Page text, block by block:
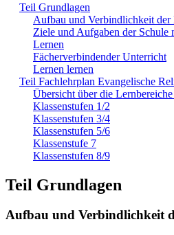
Teil Grundlagen
Aufbau und Verbindlichkeit der
Ziele und Aufgaben der Schule
Lernen
Fächerverbindender Unterricht
Lernen lernen
Teil Fachlehrplan Evangelische
Übersicht über die
Klassenstufen 1/2
Klassenstufen 3/4
Klassenstufen 5/6
Klassenstufe 7
Klassenstufen 8/9
Teil Grundlagen
Aufbau und Verbindlichkeit